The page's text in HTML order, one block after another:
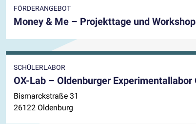
FÖRDERANGEBOT
Money & Me – Projekttage und
SCHÜLERLABOR
OX-Lab – Oldenburger
Bismarckstraße 31
26122 Oldenburg